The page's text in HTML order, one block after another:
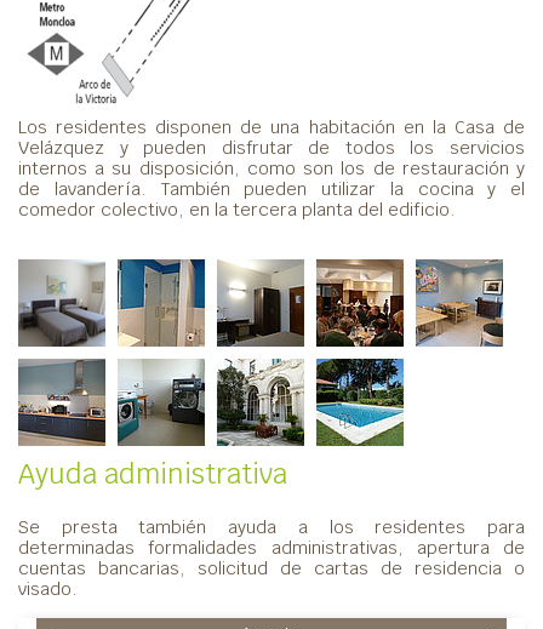
Los residentes disponen de una habitación en la Casa de
Velázquez y pueden disfrutar de todos los servicios
internos a su disposición, como son los de restauración y
de lavandería. También pueden utilizar la cocina y el
comedor colectivo, en la tercera planta del edificio.
Ayuda administrativa
Se presta también ayuda a los residentes para
determinadas formalidades administrativas, apertura de
cuentas bancarias, solicitud de cartas de residencia o
visado.